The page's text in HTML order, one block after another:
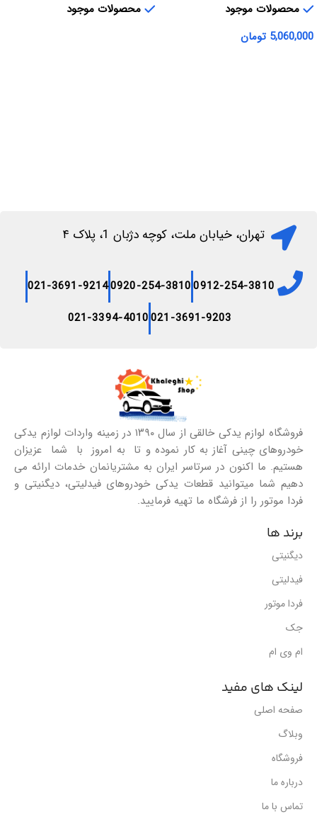
محصولات موجود
5,060,000 تومان
محصولات موجود
تهران، خیابان ملت، کوچه دژبان 1، پلاک ۴
0912-254-3810
0920-254-3810
021-3691-9214
021-3691-9203
021-3394-4010
فروشگاه لوازم یدکی خالقی از سال ۱۳۹۰ در زمینه واردات لوازم یدکی
خودروهای چینی آغاز به کار نموده و تا به امروز با شما عزیزان
هستیم. ما اکنون در سرتاسر ایران به مشتریانمان خدمات ارائه می
دهیم شما میتوانید قطعات یدکی خودروهای فیدلیتی، دیگنیتی و
فردا موتور را از فرشگاه ما تهیه فرمایید.
برند ها
دیگنیتی
فیدلیتی
فردا موتور
جک
ام وی ام
لینک های مفید
صفحه اصلی
وبلاگ
فروشگاه
درباره ما
تماس با ما